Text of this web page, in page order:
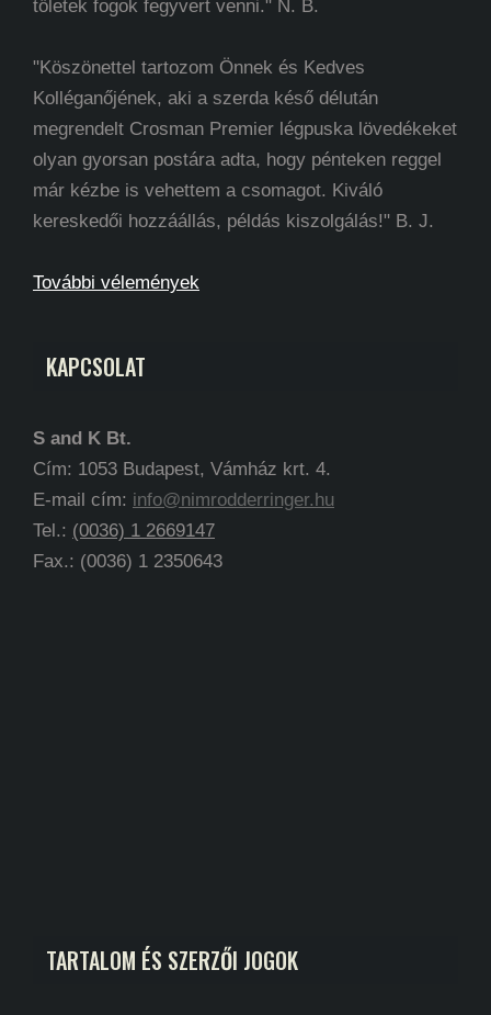
tőletek fogok fegyvert venni." N. B.
"Köszönettel tartozom Önnek és Kedves
Kolléganőjének, aki a szerda késő délután
megrendelt Crosman Premier légpuska lövedékeket
olyan gyorsan postára adta, hogy pénteken reggel
már kézbe is vehettem a csomagot. Kiváló
kereskedői hozzáállás, példás kiszolgálás!" B. J.
További vélemények
KAPCSOLAT
S and K Bt.
Cím: 1053 Budapest, Vámház krt. 4.
E-mail cím: info@nimrodderringer.hu
Tel.: (0036) 1 2669147
Fax.: (0036) 1 2350643
TARTALOM ÉS SZERZŐI JOGOK